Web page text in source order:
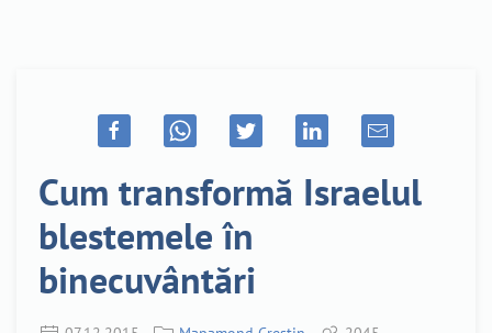
Cum transformă Israelul
blestemele în
binecuvântări